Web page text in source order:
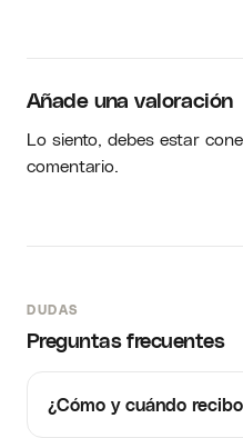
Añade una valoración
Lo siento, debes estar
comentario.
DUDAS
Preguntas frecuentes
¿Cómo y cuándo